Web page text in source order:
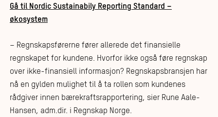
Gå til Nordic Sustainabily Reporting Standard –
økosystem
– Regnskapsførerne fører allerede det finansielle
regnskapet for kundene. Hvorfor ikke også føre regnskap
over ikke-finansiell informasjon? Regnskapsbransjen har
nå en gylden mulighet til å ta rollen som kundenes
rådgiver innen bærekraftsrapportering, sier Rune Aale-
Hansen, adm.dir. i Regnskap Norge.